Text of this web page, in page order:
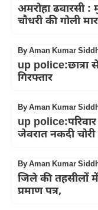
अमरोहा ढवारसी
चौधरी की गोली
ByAman Kumar
up police:छात्रा
गिरफ्तार
ByAman Kumar
up
जेवरात नकदी
ByAman Kumar
जिले की तहसीलों
प्रमाण पत्र,